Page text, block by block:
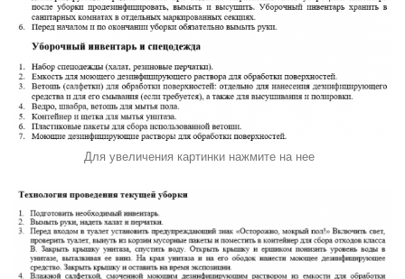
Для увеличения картинки нажмите на нее